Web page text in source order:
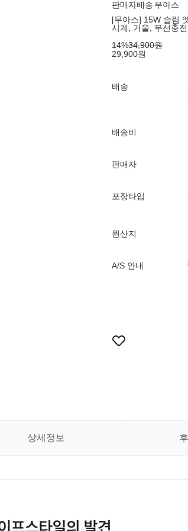
판매자배송 무아스
[무아스] 15W 슬림
시계, 거울, 무선충
14%34,900원
29,900원
배송
배송비
판매자
포장타입
원산지
A/S 안내
상세정보